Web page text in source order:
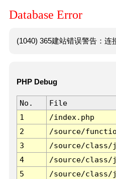
Database Error
(1040) 365建站错误警告：连
PHP Debug
No. File
1
/index.php
2
/source/
3
/source/class/
4
/source/class/
5
/source/class/